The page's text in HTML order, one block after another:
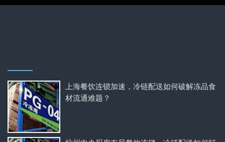
上海餐饮连锁加速，冷链配送如何破解冻品食
材流通难题？